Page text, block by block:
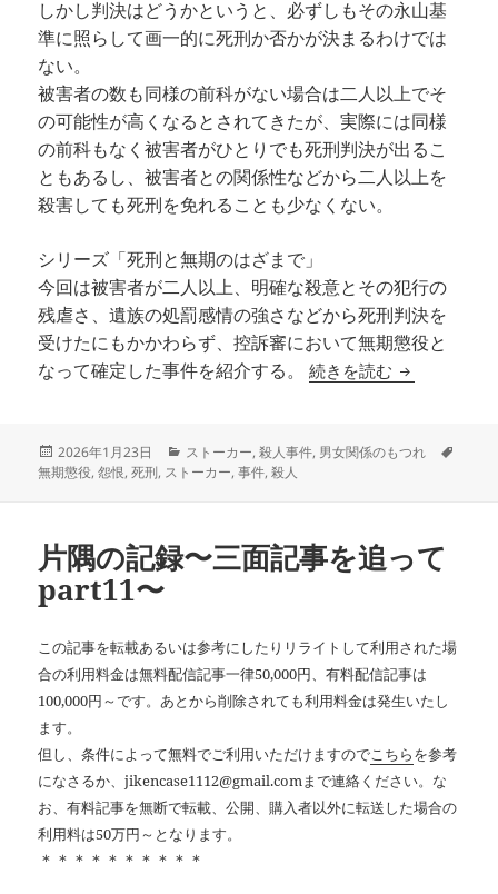
しかし判決はどうかというと、必ずしもその永山基
準に照らして画一的に死刑か否かが決まるわけでは
ない。
被害者の数も同様の前科がない場合は二人以上でそ
の可能性が高くなるとされてきたが、実際には同様
の前科もなく被害者がひとりでも死刑判決が出るこ
ともあるし、被害者との関係性などから二人以上を
殺害しても死刑を免れることも少なくない。
シリーズ「死刑と無期のはざまで」
今回は被害者が二人以上、明確な殺意とその犯行の
残虐さ、遺族の処罰感情の強さなどから死刑判決を
受けたにもかかわらず、控訴審において無期懲役と
なって確定した事件を紹介する。
続きを読む 一月四日の
投
稿
2026年1月23日
カ
テ
ストーカー,殺人事件, 男女関係のもつれ
無期懲役,怨恨,死刑, ストーカー,事件,殺人
片隅の記録〜三面記事を追って
part11〜
この記事を転載あるいは参考にしたりリライトして利用された場
合の利用料金は無料配信記事一律50,000円、有料配信記事は
100,000円～です。あとから削除されても利用料金は発生いたし
ます。
但し、条件によって無料でご利用いただけますのでこちらを参考
になさるか、jikencase1112@gmail.comまで連絡ください。な
お、有料記事を無断で転載、公開、購入者以外に転送した場合の
利用料は50万円～となります。
＊＊＊＊＊＊＊＊＊＊